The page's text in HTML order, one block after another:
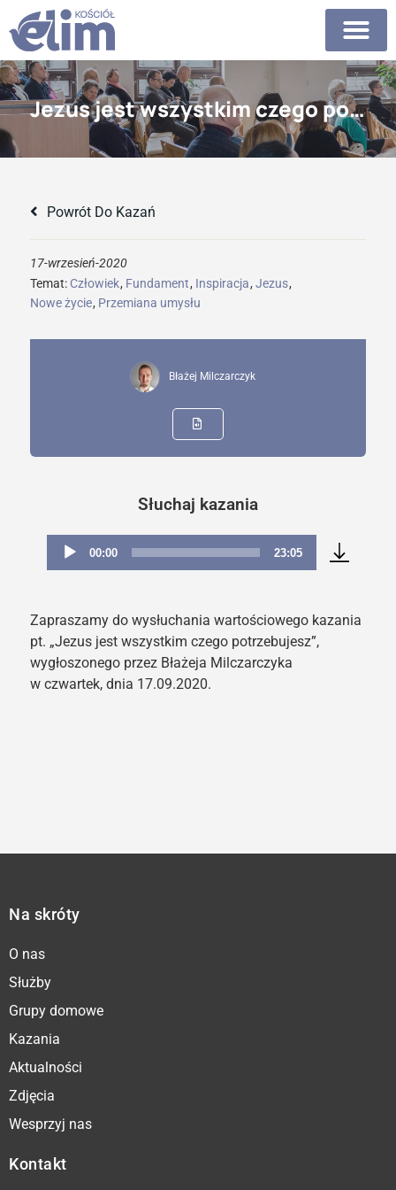
Jezus jest wszystkim czego potrzebujesz
Powrót Do Kazań
17-wrzesień-2020
Temat: Człowiek, Fundament, Inspiracja, Jezus,
Nowe życie, Przemiana umysłu
Błażej Milczarczyk
Słuchaj kazania
Odtwarzacz
00:00 23:05
Zapraszamy do wysłuchania wartościowego kazania
pt. „Jezus jest wszystkim czego potrzebujesz”,
wygłoszonego przez Błażeja Milczarczyka
w czwartek, dnia 17.09.2020.
Na skróty
O nas
Służby
Grupy domowe
Kazania
Aktualności
Zdjęcia
Wesprzyj nas
Kontakt